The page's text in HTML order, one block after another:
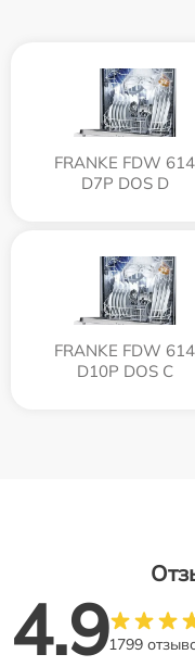
FRANKE FDW 614
D7P DOS D
FRANKE FDW 614
D10P DOS C
4.91799